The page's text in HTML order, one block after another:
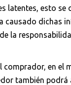
latentes, esto
dichas
la
comprador, en
también